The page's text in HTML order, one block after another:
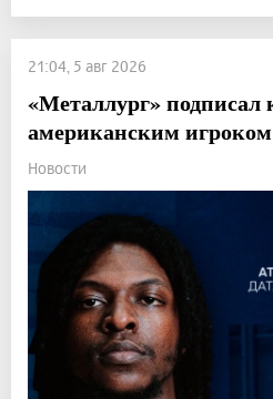
21:04, 5 авг 2026
«Металлург» подписал
американским игроком
Новости